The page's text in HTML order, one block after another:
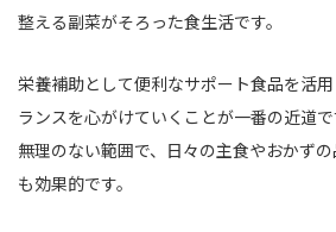
整える副菜がそろった食生活です。
栄養補助として便利なサポート食品を活
ランスを心がけていくことが一番の近道で
無理のない範囲で、日々の主食やおかず
も効果的です。